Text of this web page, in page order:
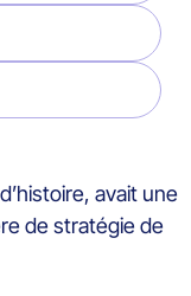
avait une
de stratégie de